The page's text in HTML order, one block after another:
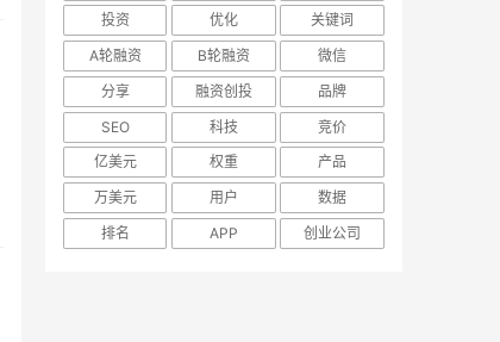
投资
优化
关键词
A轮融资
B轮融资
微信
分享
融资创投
品牌
SEO
科技
竞价
亿美元
权重
产品
万美元
用户
数据
排名
APP 创业公司